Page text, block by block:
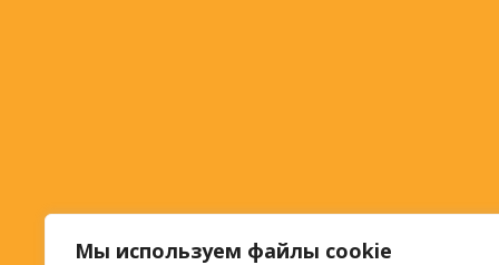
Мы используем файлы cookie